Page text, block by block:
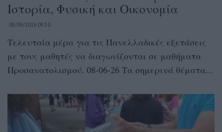
Ιστορία, Φυσική και Οικονομία
08/06/2026 09:30
Τελευταία μέρα για τις Πανελλαδικές εξετάσεις
με τους μαθητές να διαγωνίζονται σε μαθήματα
Προσανατολισμού. 08-06-26 Τα σημερινά θέματα...